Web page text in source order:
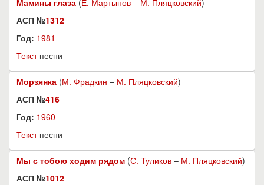
Мамины глаза (Е. Мартынов – М. Пляцковский)
АСП №1312
Год: 1981
Текстпесни
Морзянка (М. Фрадкин – М. Пляцковский)
АСП №416
Год: 1960
Текстпесни
Мы с тобою ходим рядом (С. Туликов – М. Пляцковский)
АСП №1012